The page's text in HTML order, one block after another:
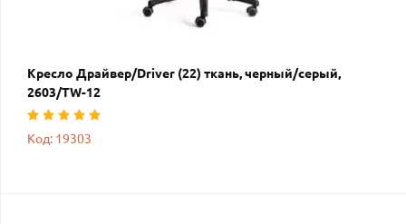
Кресло Драйвер/Driver (22) ткань, черный/серый,
2603/TW-12
Код: 19303